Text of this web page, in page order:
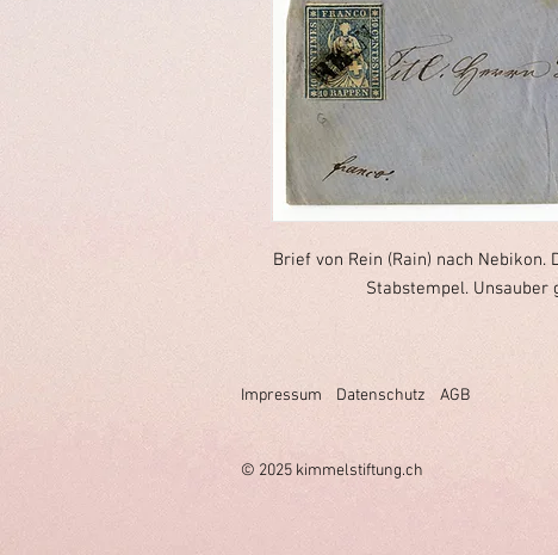
Brief von Rein (Rain) nach
Stabstempel. Unsauber
Impressum Datenschutz AGB
© 2025